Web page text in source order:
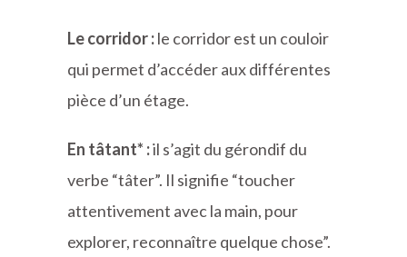
Le corridor :le corridor est un couloir
qui permet d’accéder aux différentes
pièce d’un étage.
En tâtant* :il s’agit du gérondif du
verbe “tâter”. Il signifie “toucher
attentivement avec la main, pour
explorer, reconnaître quelque chose”.